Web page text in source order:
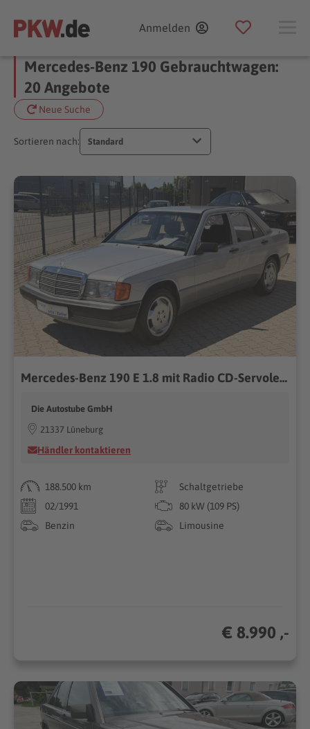
Anmelden
Mercedes-Benz 190 Gebrauchtwagen:
20 Angebote
Neue Suche
Sortieren nach: Standard
Mercedes-Benz 190 E 1.8 mit Radio CD-Servolenkung-Alu 15 Zoll-BC-Top
Die Autostube GmbH
21337 Lüneburg
Händler kontaktieren
188.500 km
Schaltgetriebe
02/1991
80 kW (109 PS)
Benzin
Limousine
€ 8.990 ,-